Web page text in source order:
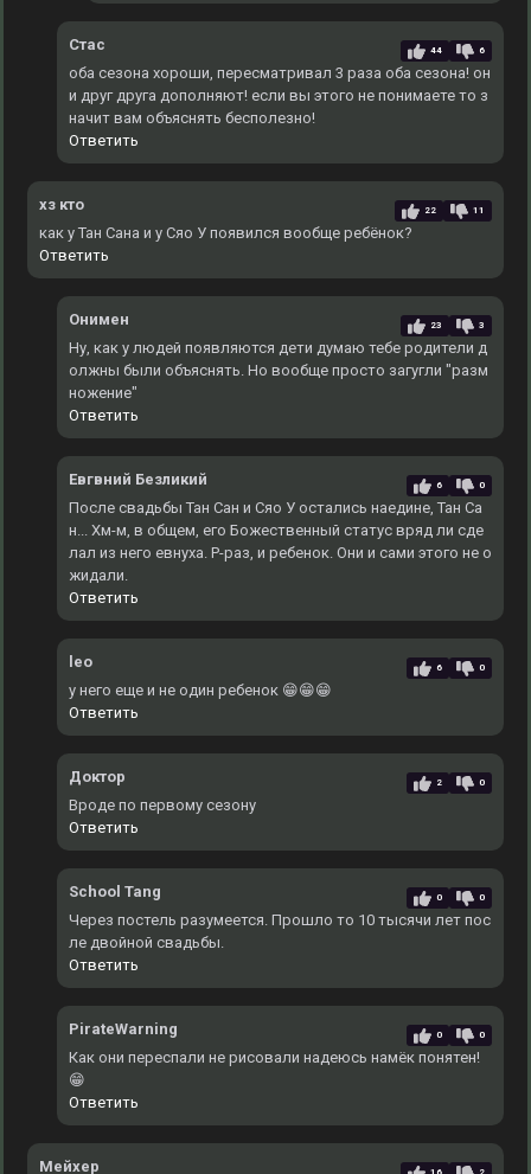
Стас 44 6
оба сезона хороши, пересматривал 3 раза оба сезона! он
и друг друга дополняют! если вы этого не понимаете то з
начит вам объяснять бесполезно!
Ответить
хз кто 22 11
как у Тан Сана и у Сяо У появился вообще ребёнок?
Ответить
Онимен 23 3
Ну, как у людей появляются дети думаю тебе родители д
олжны были объяснять. Но вообще просто загугли "разм
ножение"
Ответить
Евгвний Безликий 6 0
После свадьбы Тан Сан и Сяо У остались наедине, Тан Са
н... Хм-м, в общем, его Божественный статус вряд ли сде
лал из него евнуха. Р-раз, и ребенок. Они и сами этого не о
жидали.
Ответить
leo 6 0
у него еще и не один ребенок 😁😁😁
Ответить
Доктор 2 0
Вроде по первому сезону
Ответить
School Tang 0 0
Через постель разумеется. Прошло то 10 тысячи лет пос
ле двойной свадьбы.
Ответить
PirateWarning 0 0
Как они переспали не рисовали надеюсь намёк понятен!
😁
Ответить
Мейхер